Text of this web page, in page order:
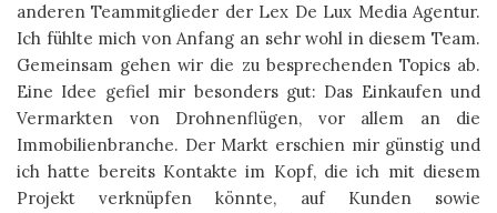
anderen Teammitglieder der Lex De Lux Media Agentur.
Ich fühlte mich von Anfang an sehr wohl in diesem Team.
Gemeinsam gehen wir die zu besprechenden Topics ab.
Eine Idee gefiel mir besonders gut: Das Einkaufen und
Vermarkten von Drohnenflügen, vor allem an die
Immobilienbranche. Der Markt erschien mir günstig und
ich hatte bereits Kontakte im Kopf, die ich mit diesem
Projekt verknüpfen könnte, auf Kunden sowie